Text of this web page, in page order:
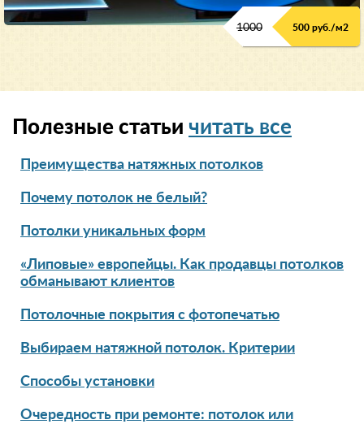
1000 500 руб./м2
Полезные статьи читать все
Преимущества натяжных потолков
Почему потолок не белый?
Потолки уникальных форм
«Липовые» европейцы. Как продавцы потолков
обманывают клиентов
Потолочные покрытия с фотопечатью
Выбираем натяжной потолок. Критерии
Способы установки
Очередность при ремонте: потолок или